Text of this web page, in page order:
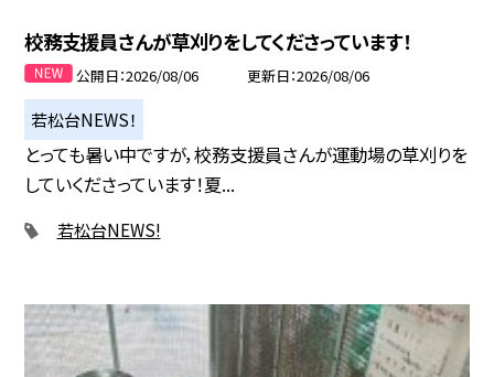
校務支援員さんが草刈りをしてくださっています！
公開日 2026/08/06 更新日 2026/08/06
若松台NEWS！
とっても暑い中ですが，校務支援員さんが運動場の草刈りを
していくださっています！夏...
若松台NEWS!